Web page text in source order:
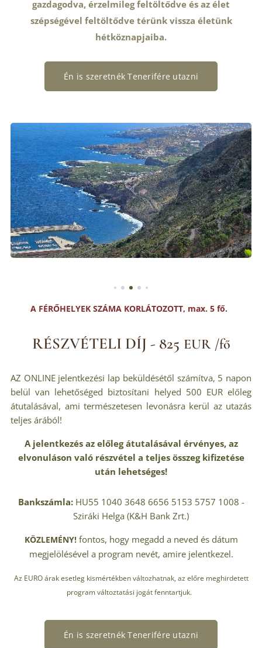
gazdagodva, érzelmileg feltöltődve és az élet
szépségével feltöltődve térünk vissza életünk
hétköznapjaiba.
Én is szeretnék Tenerifére utazni
A FÉRŐHELYEK SZÁMA KORLÁTOZOTT, max. 5 fő.
RÉSZVÉTELI DÍJ - 825 EUR /fő
AZ ONLINE jelentkezési lap beküldésétől számítva, 5 napon
belül van lehetőséged biztosítani helyed 500 EUR előleg
átutalásával, ami természetesen levonásra kerül az utazás
teljes árából!
A jelentkezés az előleg átutalásával érvényes, az
elvonuláson való részvétel a teljes összeg kifizetése
után lehetséges!
Bankszámla: HU55 1040 3648 6656 5153 5757 1008 -
Sziráki Helga (K&H Bank Zrt.)
KÖZLEMÉNY! fontos, hogy megadd a neved és dátum
megjelölésével a program nevét, amire jelentkezel.
Az EURO árak esetleg kismértékben változhatnak, az előre meghirdetett
program változtatási jogát fenntartjuk.
Én is szeretnék Tenerifére utazni